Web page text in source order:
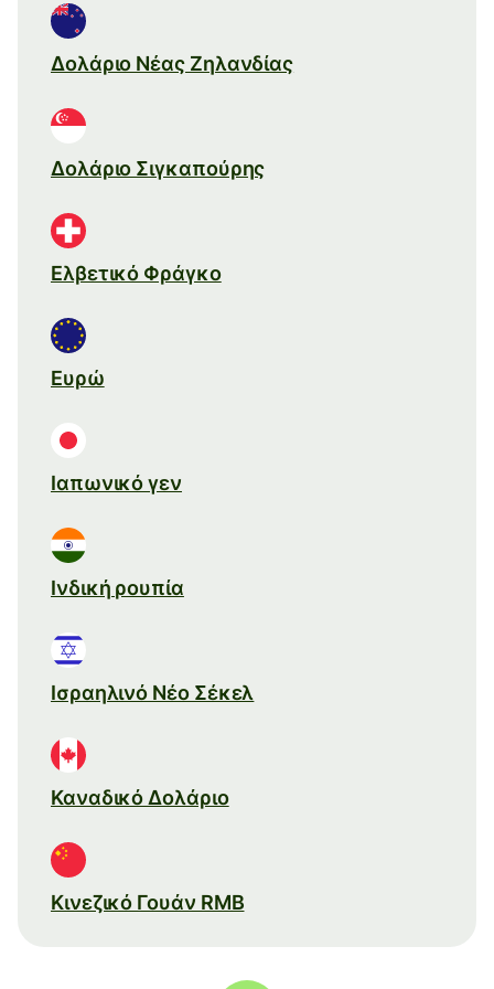
Δολάριο Νέας Ζηλανδίας
Δολάριο Σιγκαπούρης
Ελβετικό Φράγκο
Ευρώ
Ιαπωνικό γεν
Ινδική ρουπία
Ισραηλινό Νέο Σέκελ
Καναδικό Δολάριο
Κινεζικό Γουάν RMB